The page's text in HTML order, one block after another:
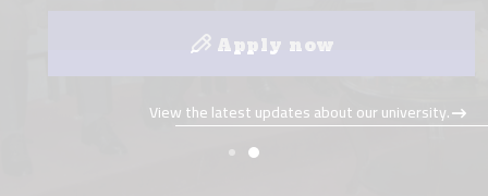
Apply now
View the latest updates about our university.